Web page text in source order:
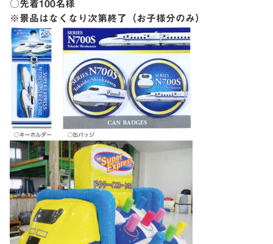
○先着100名様
※景品はなくなり次第終了（お子様分のみ）